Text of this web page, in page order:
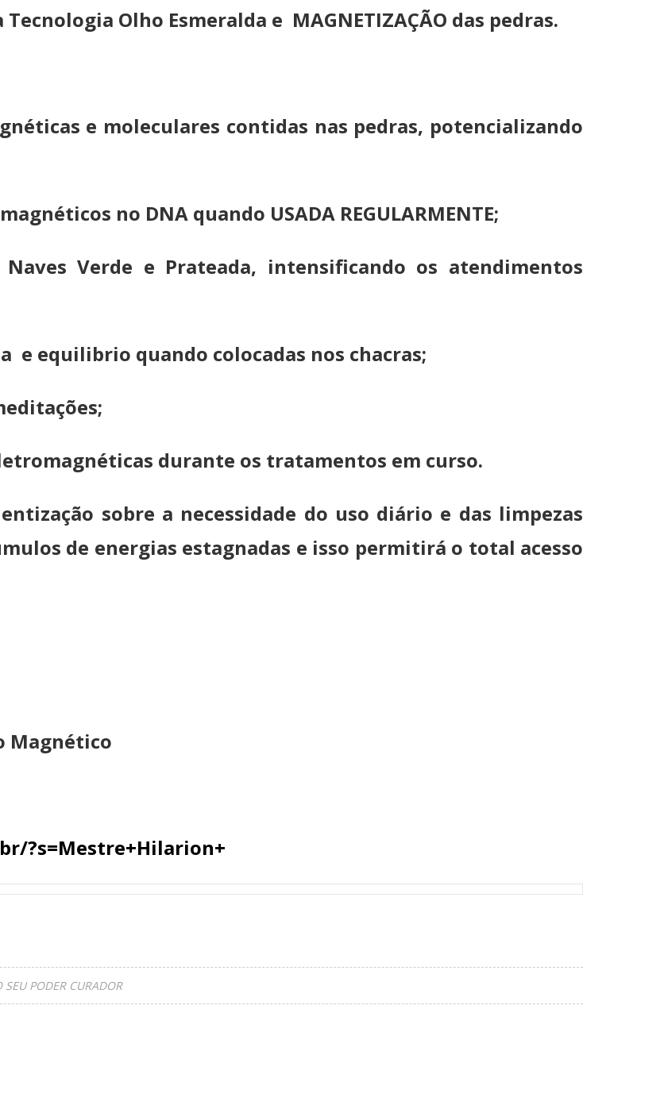
Olho Esmeralda e MAGNETIZAÇÃO das pedras.
e moleculares contidas nas pedras, potencializando
no DNA quando USADA REGULARMENTE;
Verde e Prateada, intensificando os atendimentos
equilibrio quando colocadas nos chacras;
durante os tratamentos em curso.
sobre a necessidade do uso diário e das limpezas
de energias estagnadas e isso permitirá o total acesso
Magnético
?s=Mestre+Hilarion+
PODER CURADOR